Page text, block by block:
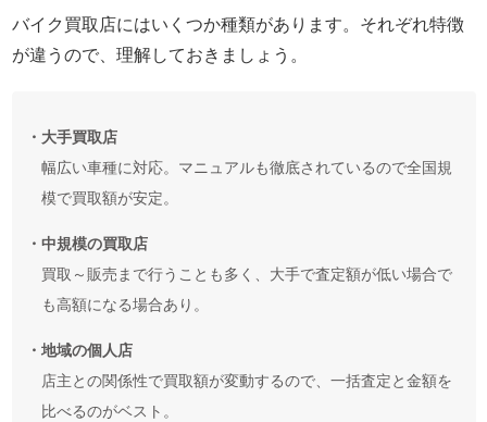
バイク買取店にはいくつか種類があります。それぞれ特徴
が違うので、理解しておきましょう。
・大手買取店
幅広い車種に対応。マニュアルも徹底されているので全国規
模で買取額が安定。
・中規模の買取店
買取～販売まで行うことも多く、大手で査定額が低い場合で
も高額になる場合あり。
・地域の個人店
店主との関係性で買取額が変動するので、一括査定と金額を
比べるのがベスト。